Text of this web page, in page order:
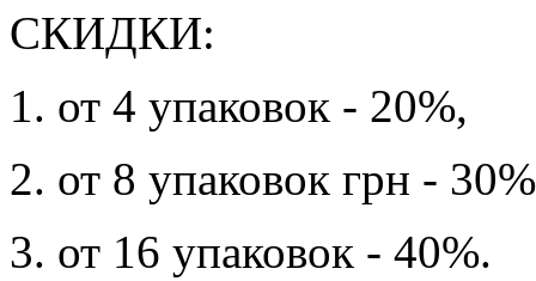
СКИДКИ:
1. от 4 упаковок - 20%,
2. от 8 упаковок грн -
3. от 16 упаковок - 40%.